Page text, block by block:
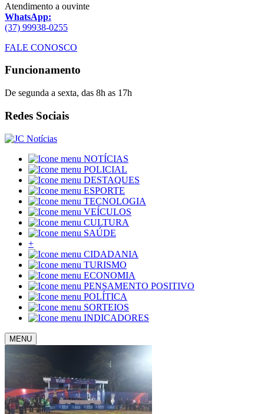
Atendimento a ouvinte
WhatsApp:
(37) 99938-0255
FALE CONOSCO
Funcionamento
De segunda a sexta, das 8h as 17h
Redes Sociais
NOTÍCIAS
POLICIAL
DESTAQUES
ESPORTE
TECNOLOGIA
VEÍCULOS
CULTURA
SAÚDE
+
CIDADANIA
TURISMO
ECONOMIA
PENSAMENTO POSITIVO
POLÍTICA
SORTEIOS
INDICADORES
MENU